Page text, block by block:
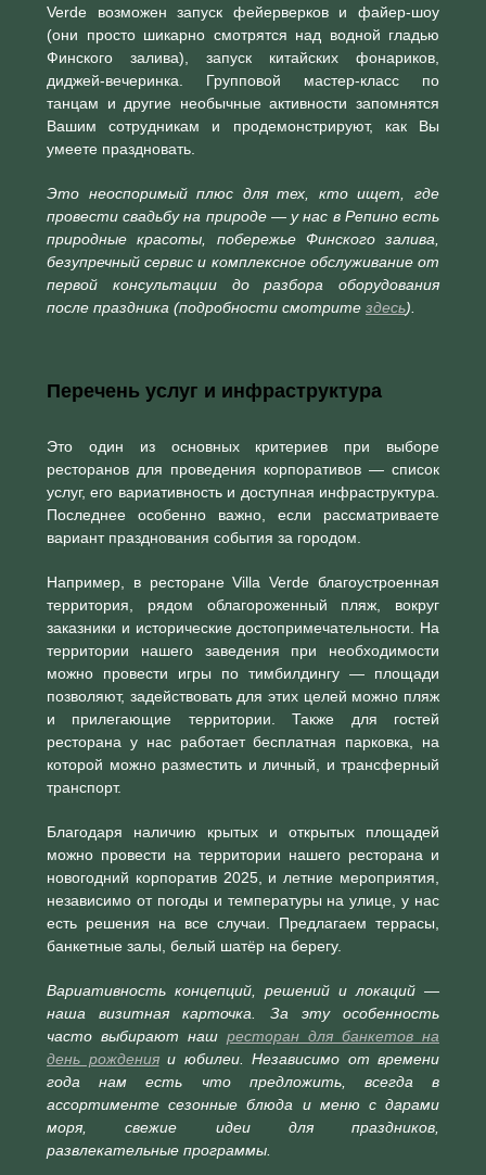
Verde возможен запуск фейерверков и файер-шоу
(они просто шикарно смотрятся над водной гладью
Финского залива), запуск китайских фонариков,
диджей-вечеринка. Групповой мастер-класс по
танцам и другие необычные активности запомнятся
Вашим сотрудникам и продемонстрируют, как Вы
умеете праздновать.
Это неоспоримый плюс для тех, кто ищет, где
провести свадьбу на природе — у нас в Репино есть
природные красоты, побережье Финского залива,
безупречный сервис и комплексное обслуживание от
первой консультации до разбора оборудования
после праздника (подробности смотрите здесь).
Перечень услуг и инфраструктура
Это один из основных критериев при выборе
ресторанов для проведения корпоративов — список
услуг, его вариативность и доступная инфраструктура.
Последнее особенно важно, если рассматриваете
вариант празднования события за городом.
Например, в ресторане Villa Verde благоустроенная
территория, рядом облагороженный пляж, вокруг
заказники и исторические достопримечательности. На
территории нашего заведения при необходимости
можно провести игры по тимбилдингу — площади
позволяют, задействовать для этих целей можно пляж
и прилегающие территории. Также для гостей
ресторана у нас работает бесплатная парковка, на
которой можно разместить и личный, и трансферный
транспорт.
Благодаря наличию крытых и открытых площадей
можно провести на территории нашего ресторана и
новогодний корпоратив 2025, и летние мероприятия,
независимо от погоды и температуры на улице, у нас
есть решения на все случаи. Предлагаем террасы,
банкетные залы, белый шатёр на берегу.
Вариативность концепций, решений и локаций —
наша визитная карточка. За эту особенность
часто выбирают наш ресторан для банкетов на
день рожденияи юбилеи. Независимо от времени
года нам есть что предложить, всегда в
ассортименте сезонные блюда и меню с дарами
моря, свежие идеи для праздников,
развлекательные программы.